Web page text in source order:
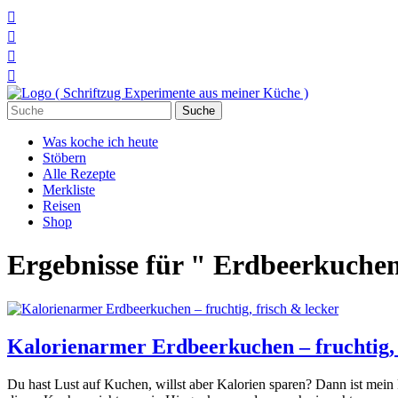




Suchen
nach:
Was koche ich heute
Stöbern
Alle Rezepte
Merkliste
Reisen
Shop
Ergebnisse für "
Kalorienarmer Erdbeerkuchen –
Du hast Lust auf Kuchen, willst aber Kalorien sparen? Dann ist